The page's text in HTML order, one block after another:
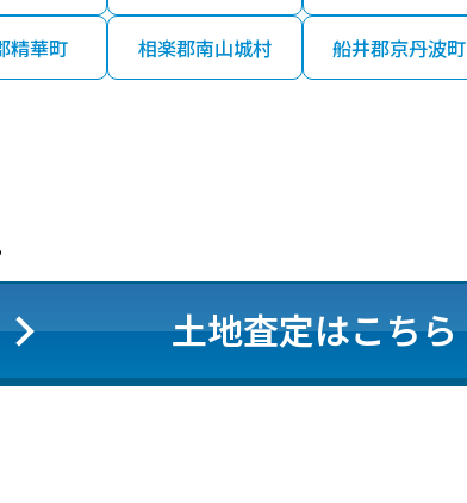
精華町 相楽郡南山城村 船井郡京丹波町
土地査定はこちら